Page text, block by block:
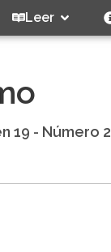
Leer
19 - Número 2